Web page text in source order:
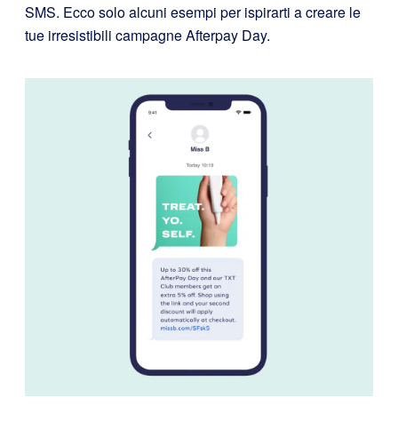
SMS. Ecco solo alcuni esempi per ispirarti a creare le
tue irresistibili campagne Afterpay Day.